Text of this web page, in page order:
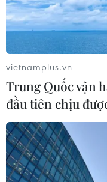
TIN CÙNG
Chó "không gây dị
mới của công nghệ
06/08/2026 13:42
vietnamplus.vn
Trung Quốc vận
đầu tiên chịu